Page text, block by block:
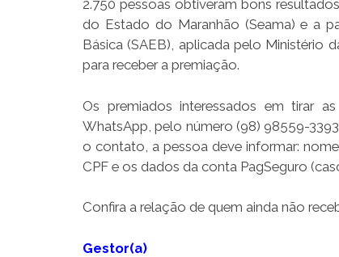
2.750 pessoas obtiveram bons
do Estado do Maranhão (Seama) e a
Básica (SAEB), aplicada pelo Ministério
para receber a premiação.
Os premiados interessados em tirar
WhatsApp, pelo número (98) 98559-
o contato, a pessoa deve informar:
CPF e os dados da conta PagSeguro
Confira a relação de quem ainda não
Gestor(a)